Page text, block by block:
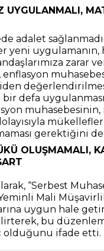
UYGULANMALI,
adalet
yeni uygulamanın,
zarar
enflasyon
bir defa
muhasebesinin,
gerektiğini
OLUŞMAMALI,
“Serbest
Mali
uygun hale
bu
olduğunu ifade etti.